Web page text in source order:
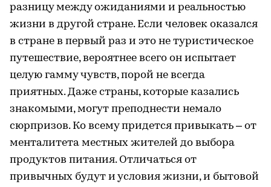
разницу между ожиданиями и реальностью
жизни в другой стране. Если человек оказался
в стране в первый раз и это не туристическое
путешествие, вероятнее всего он испытает
целую гамму чувств, порой не всегда
приятных. Даже страны, которые казались
знакомыми, могут преподнести немало
сюрпризов. Ко всему придется привыкать – от
менталитета местных жителей до выбора
продуктов питания. Отличаться от
привычных будут и условия жизни, и бытовой